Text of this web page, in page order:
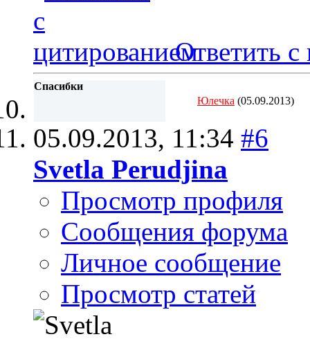
Ответить с
Спасибки
Юлечка (05.09.2013)
05.09.2013, 11:34 #6
Svetla Perudjina
Просмотр профиля
Сообщения форума
Личное сообщение
Просмотр статей